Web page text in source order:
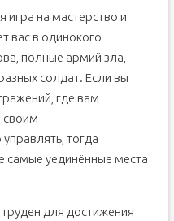
игра на мастерство и
вас в одинокого
полные армий зла,
солдат. Если вы
где вам
своим
тогда
самые уединённые места
для достижения